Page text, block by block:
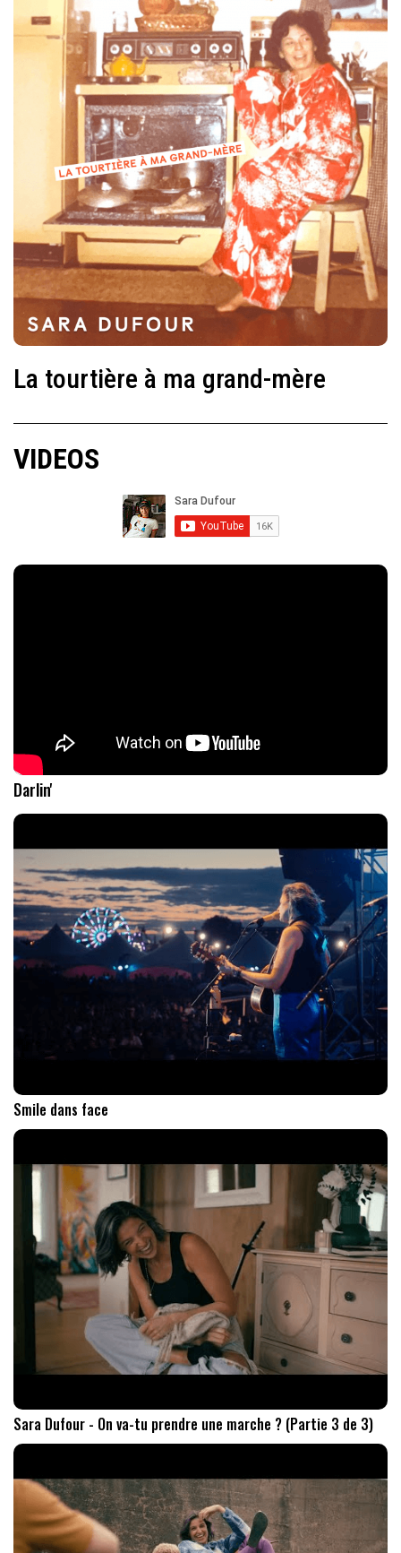
La tourtière à ma grand-mère
VIDEOS
Darlin'
Smile dans face
Sara Dufour - On va-tu prendre une marche ? (Partie 3 de 3)